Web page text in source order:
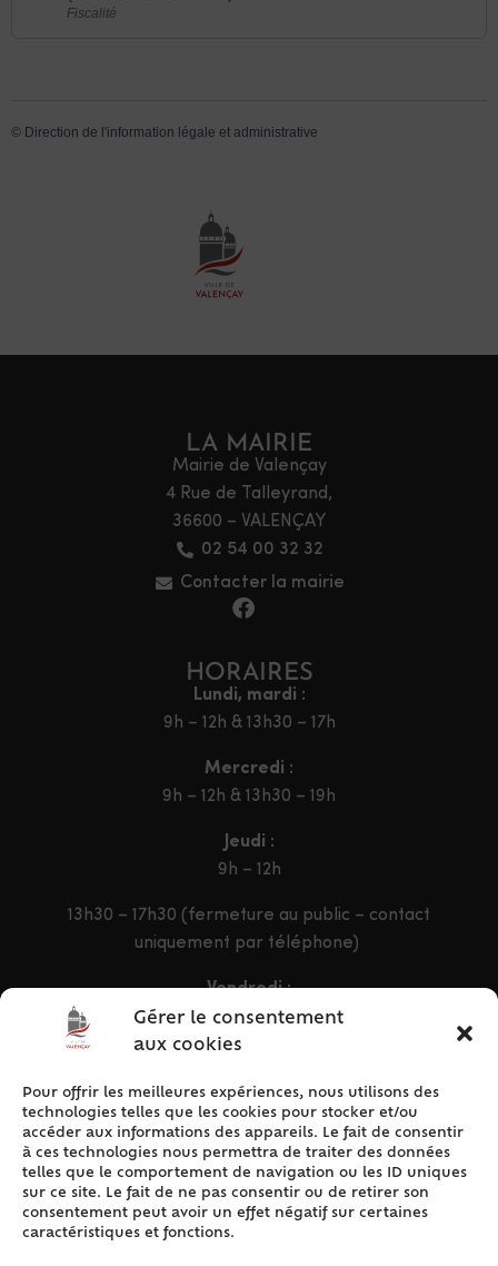
Gérer le consentement
aux cookies
Pour offrir les meilleures expériences, nous utilisons des
technologies telles que les cookies pour stocker et/ou
accéder aux informations des appareils. Le fait de consentir
à ces technologies nous permettra de traiter des données
telles que le comportement de navigation ou les ID uniques
sur ce site. Le fait de ne pas consentir ou de retirer son
consentement peut avoir un effet négatif sur certaines
caractéristiques et fonctions.
Fiscalité
© Direction de l'information légale et administrative
LA MAIRIE
Mairie de Valençay
4 Rue de Talleyrand,
36600 – VALENÇAY
02 54 00 32 32
Contacter la mairie
HORAIRES
Lundi, mardi :
9h – 12h & 13h30 – 17h
Mercredi :
9h – 12h & 13h30 – 19h
Jeudi :
9h – 12h
13h30 – 17h30 (fermeture au public – contact
uniquement par téléphone)
Vendredi :
9h – 12h & 13h30 – 16h30
ACCÈS RAPIDE
Accueil
Contact
Plan du site
Mentions légales